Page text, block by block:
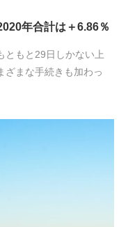
年合計は＋6.86％
ともと29日しかない上
ざまな手続きも加わっ